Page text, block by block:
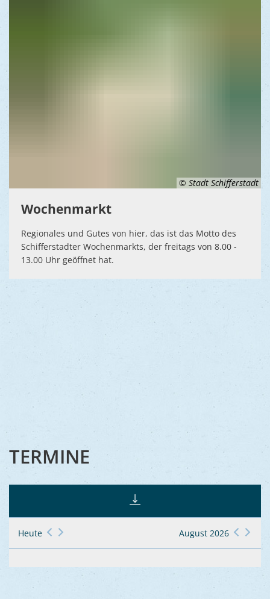
© Stadt Schifferstadt
Wochenmarkt
Regionales und Gutes von hier, das ist das Motto des
Schifferstadter Wochenmarkts, der freitags von 8.00 -
13.00 Uhr geöffnet hat.
TERMINE
Heute August 2026